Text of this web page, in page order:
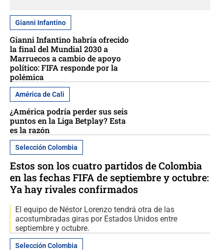
Gianni Infantino
Gianni Infantino habría ofrecido
la final del Mundial 2030 a
Marruecos a cambio de apoyo
político: FIFA responde por la
polémica
América de Cali
¿América podría perder sus seis
puntos en la Liga Betplay? Esta
es la razón
Selección Colombia
Estos son los cuatro partidos de Colombia
en las fechas FIFA de septiembre y octubre:
Ya hay rivales confirmados
El equipo de Néstor Lorenzo tendrá otra de las
acostumbradas giras por Estados Unidos entre
septiembre y octubre.
Selección Colombia